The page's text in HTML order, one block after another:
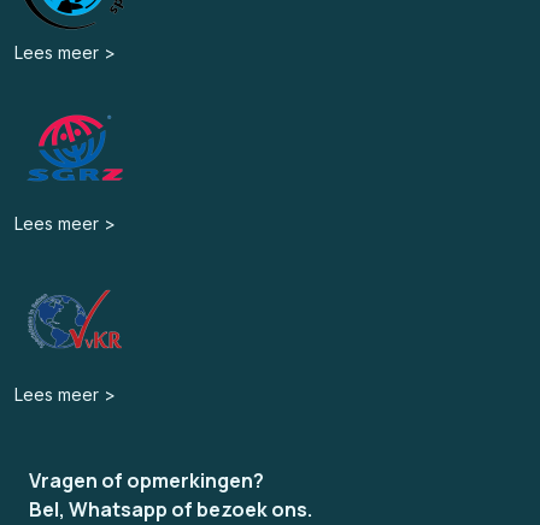
Lees meer >
Lees meer >
Lees meer >
Vragen of opmerkingen?
Bel, Whatsapp of bezoek ons.